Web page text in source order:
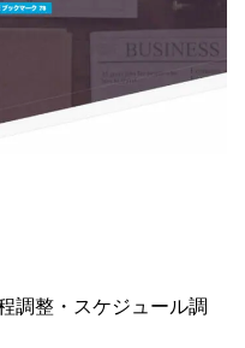
調整・スケジュール調